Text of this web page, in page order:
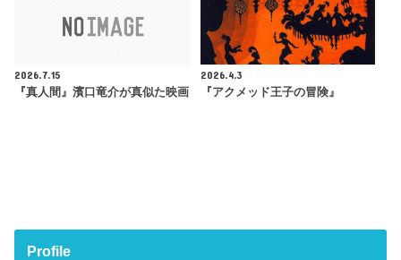
2026.7.15
『真人間』濱口竜介が真似た映画
2026.4.3
『アクメッド王子の冒険』
Profile